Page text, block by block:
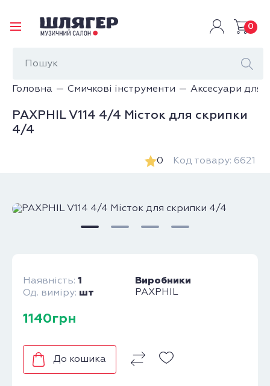
0
Головна Смичкові інструменти Аксесуари для
PAXPHIL V114 4/4 Місток для скрипки
4/4
0 Код товару: 6621
Наявність: 1
Од. виміру: шт
Виробники
PAXPHIL
1140грн
До кошика